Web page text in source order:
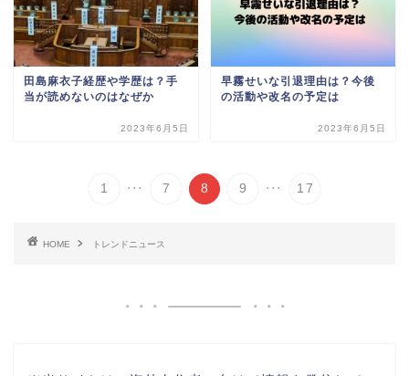
田島麻衣子経歴や学歴は？手
当が読めないのはなぜか
2023年6月5日
早霧せいな引退理由は？今後
の活動や改名の予定は
2023年6月5日
1 ... 7 8 9 ... 17
HOME トレンドニュース